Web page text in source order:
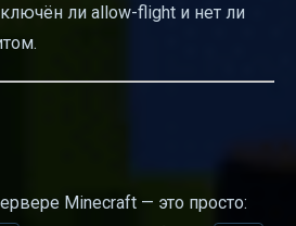
ли allow-flight и нет ли
Minecraft — это просто: